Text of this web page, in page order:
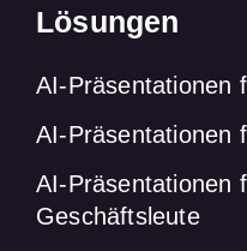
Lösungen
AI-Präsentationen
AI-Präsentationen
AI-Präsentationen
Geschäftsleute